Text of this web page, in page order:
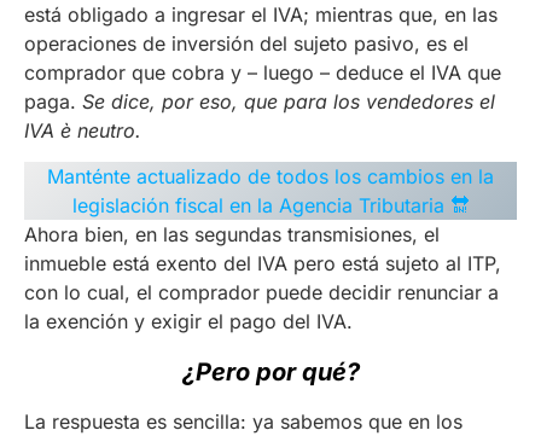
está obligado a ingresar el IVA; mientras que, en las
operaciones de inversión del sujeto pasivo, es el
comprador que cobra y – luego – deduce el IVA que
paga. Se dice, por eso, que para los vendedores el
IVA è neutro.
Manténte actualizado de todos los cambios en la
legislación fiscal en la Agencia Tributaria 🔛
Ahora bien, en las segundas transmisiones, el
inmueble está exento del IVA pero está sujeto al ITP,
con lo cual, el comprador puede decidir renunciar a
la exención y exigir el pago del IVA.
¿Pero por qué?
La respuesta es sencilla: ya sabemos que en los